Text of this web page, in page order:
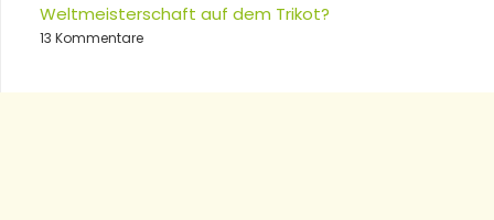
Weltmeisterschaft auf dem Trikot?
13 Kommentare